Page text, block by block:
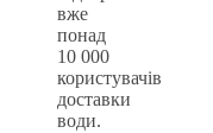
вже
понад
10 000
користувачів
доставки
води.